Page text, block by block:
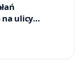
na ulicy